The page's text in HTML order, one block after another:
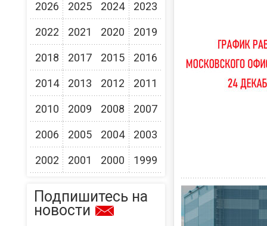
2026
2025 2024 2023
2022 2021 2020 2019
2018 2017 2015 2016
2014 2013 2012 2011
2010 2009 2008 2007
2006 2005 2004 2003
2002 2001 2000 1999
Подпишитесь на
новости